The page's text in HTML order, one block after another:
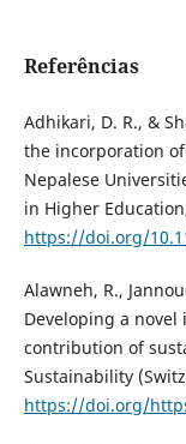
Referências
Adhikari, D. R., &
the incorporation
Nepalese
in Higher
https://doi.org/
Alawneh, R.,
Developing a
contribution of
Sustainability
https://doi.org/